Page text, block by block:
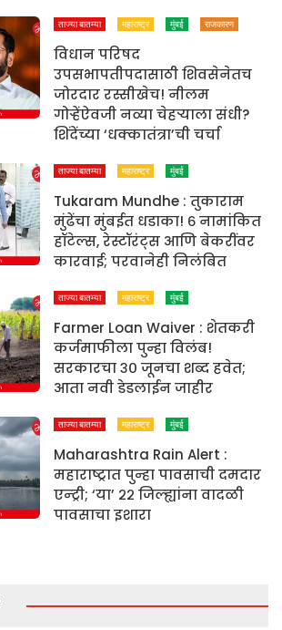
ताज्या बातम्या महाराष्ट्र मुंबई राजकारण
विधान परिषद
उपसभापतीपदासाठी शिवसेनेतच
जोरदार रस्सीखेच! नीलम
गोऱ्हेंऐवजी नव्या चेहऱ्याला संधी?
शिंदेंच्या ‘धक्कातंत्रा’ची चर्चा
ताज्या बातम्या महाराष्ट्र मुंबई
Tukaram Mundhe : तुकाराम
मुंढेंचा मुंबईत धडाका! ६ नामांकित
हॉटेल्स, रेस्टॉरंट्स आणि बेकरींवर
कारवाई; परवानेही निलंबित
ताज्या बातम्या महाराष्ट्र मुंबई
Farmer Loan Waiver : शेतकरी
कर्जमाफीला पुन्हा विलंब!
सरकारचा ३० जूनचा शब्द हवेत;
आता नवी डेडलाईन जाहीर
ताज्या बातम्या महाराष्ट्र मुंबई
Maharashtra Rain Alert :
महाराष्ट्रात पुन्हा पावसाची दमदार
एन्ट्री; ‘या’ २२ जिल्ह्यांना वादळी
पावसाचा इशारा